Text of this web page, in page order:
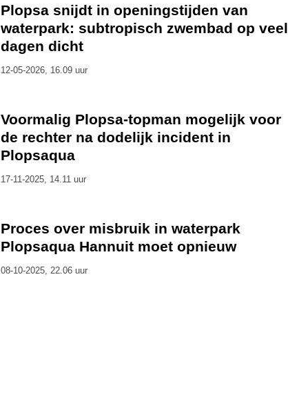
Plopsa snijdt in openingstijden van
waterpark: subtropisch zwembad op veel
dagen dicht
12-05-2026, 16.09 uur
Voormalig Plopsa-topman mogelijk voor
de rechter na dodelijk incident in
Plopsaqua
17-11-2025, 14.11 uur
Proces over misbruik in waterpark
Plopsaqua Hannuit moet opnieuw
08-10-2025, 22.06 uur